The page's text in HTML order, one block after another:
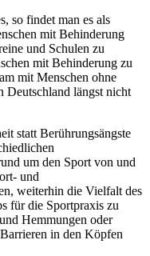
so findet man es als
mit Behinderung
und Schulen zu
mit Behinderung zu
mit Menschen ohne
Deutschland längst nicht
statt Berührungsängste
um den Sport von und
und
weiterhin die Vielfalt des
für die Sportpraxis zu
Hemmungen oder
in den Köpfen